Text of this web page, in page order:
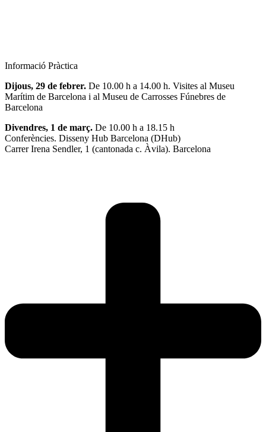
Informació Pràctica
Dijous, 29 de febrer. De 10.00 h a 14.00 h. Visites al Museu
Marítim de Barcelona i al Museu de Carrosses Fúnebres de
Barcelona
Divendres, 1 de març. De 10.00 h a 18.15 h
Conferències. Disseny Hub Barcelona (DHub)
Carrer Irena Sendler, 1 (cantonada c. Àvila). Barcelona